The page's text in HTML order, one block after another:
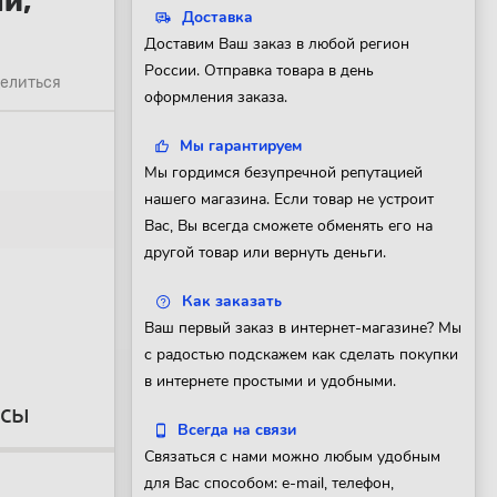
Доставка
Доставим Ваш заказ в любой регион
России. Отправка товара в день
оформления заказа.
Мы гарантируем
Мы гордимся безупречной репутацией
нашего магазина. Если товар не устроит
Вас, Вы всегда сможете обменять его на
другой товар или вернуть деньги.
Как заказать
Ваш первый заказ в интернет-магазине? Мы
с радостью подскажем как сделать покупки
в интернете простыми и удобными.
Всегда на связи
Связаться с нами можно любым удобным
для Вас способом: e-mail, телефон,